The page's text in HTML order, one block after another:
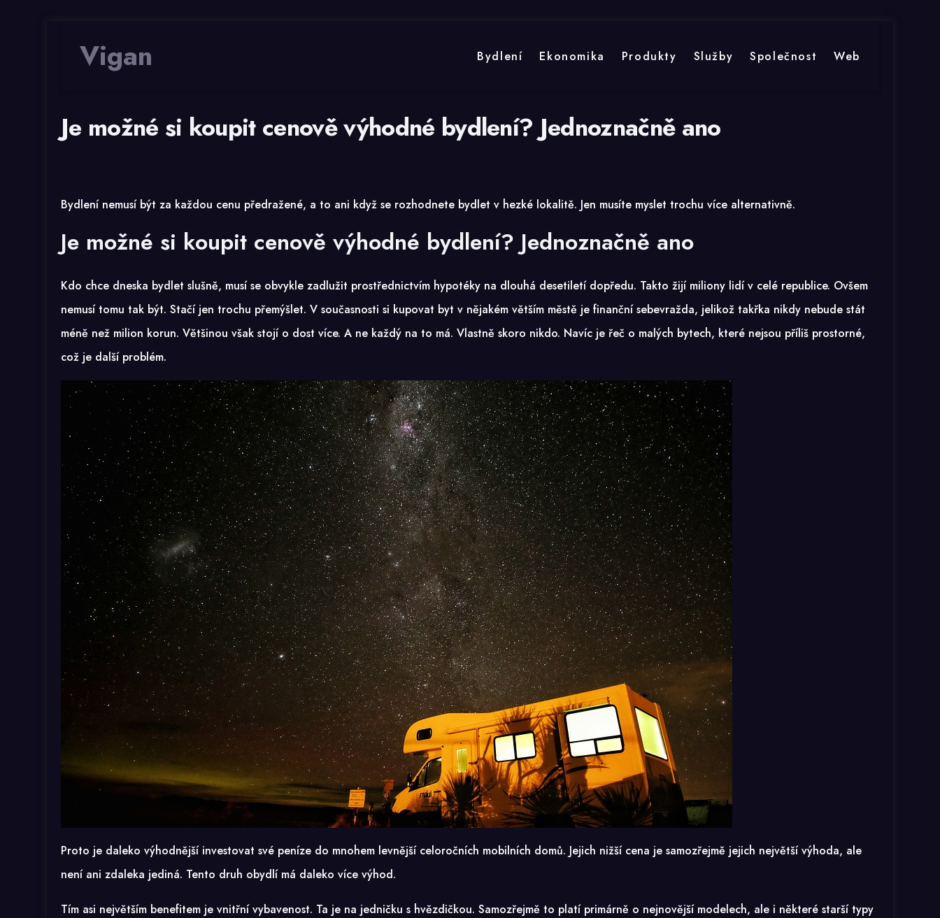
Vigan Bydlení Ekonomika Produkty Služby Společnost Web
Je možné si koupit cenově výhodné bydlení? Jednoznačně ano
Bydlení nemusí být za každou cenu předražené, a to ani když se rozhodnete bydlet v hezké lokalitě. Jen musíte myslet trochu více alternativně.
Je možné si koupit cenově výhodné bydlení? Jednoznačně ano
Kdo chce dneska bydlet slušně, musí se obvykle zadlužit prostřednictvím hypotéky na dlouhá desetiletí dopředu. Takto žijí miliony lidí v celé republice. Ovšem
nemusí tomu tak být. Stačí jen trochu přemýšlet. V současnosti si kupovat byt v nějakém větším městě je finanční sebevražda, jelikož takřka nikdy nebude stát
méně než milion korun. Většinou však stojí o dost více. A ne každý na to má. Vlastně skoro nikdo. Navíc je řeč o malých bytech, které nejsou příliš prostorné,
což je další problém.
Proto je daleko výhodnější investovat své peníze do mnohem levnější celoročních mobilních domů. Jejich nižší cena je samozřejmě jejich největší výhoda, ale
není ani zdaleka jediná. Tento druh obydlí má daleko více výhod.
Tím asi největším benefitem je vnitřní vybavenost. Ta je na jedničku s hvězdičkou. Samozřejmě to platí primárně o nejnovější modelech, ale i některé starší typy